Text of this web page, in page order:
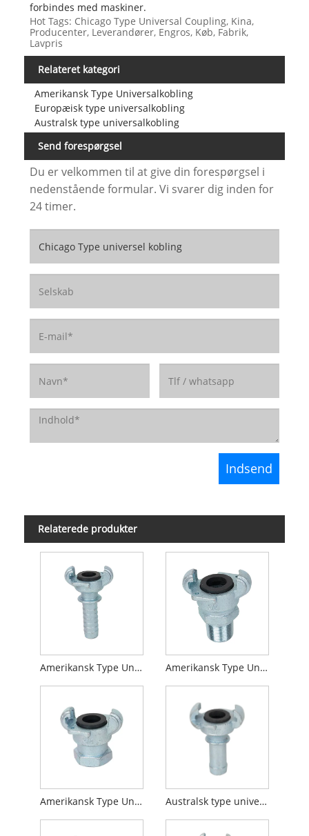
forbindes med maskiner.
Hot Tags: Chicago Type Universal Coupling, Kina,
Producenter, Leverandører, Engros, Køb, Fabrik,
Lavpris
Relateret kategori
Amerikansk Type Universalkobling
Europæisk type universalkobling
Australsk type universalkobling
Send forespørgsel
Du er velkommen til at give din forespørgsel i
nedenstående formular. Vi svarer dig inden for
24 timer.
Relaterede produkter
Amerikansk Type Universalkoblingsslangeende Amerikansk Type Universal Kobling Han End
Amerikansk Type Universal Kobling Hun End Australsk type universalkobling